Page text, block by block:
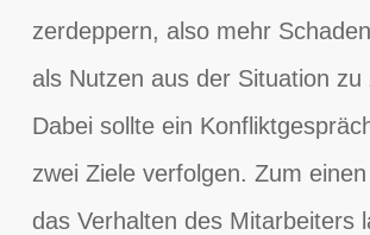
zerdeppern, also mehr
als Nutzen aus der Situation zu
Dabei sollte ein
zwei Ziele verfolgen. Zum
das Verhalten des Mitarbeiters